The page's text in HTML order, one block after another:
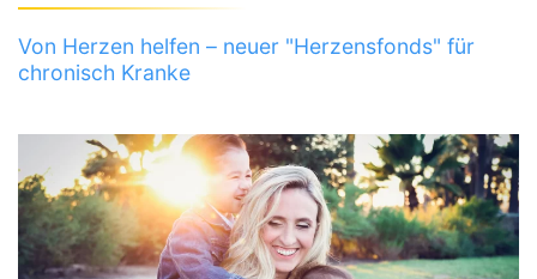
Von Herzen helfen – neuer "Herzensfonds" für
chronisch Kranke